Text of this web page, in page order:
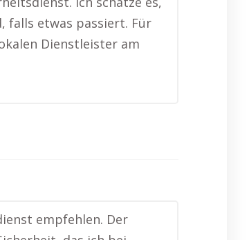
falls etwas passiert. Für
Dienstleister am
empfehlen. Der